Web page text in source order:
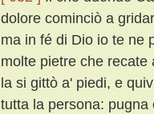
dolore cominciò a
ma in fé di Dio io te ne
molte pietre che
la si gittò a' piedi, e
tutta la persona: